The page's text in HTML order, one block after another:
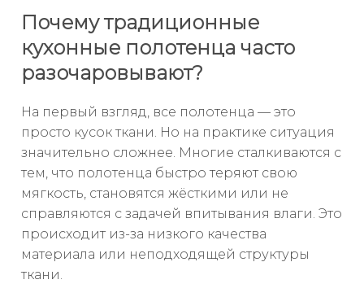
Почему традиционные
кухонные полотенца часто
разочаровывают?
На первый взгляд, все полотенца — это
просто кусок ткани. Но на практике ситуация
значительно сложнее. Многие сталкиваются с
тем, что полотенца быстро теряют свою
мягкость, становятся жёсткими или не
справляются с задачей впитывания влаги. Это
происходит из-за низкого качества
материала или неподходящей структуры
ткани.